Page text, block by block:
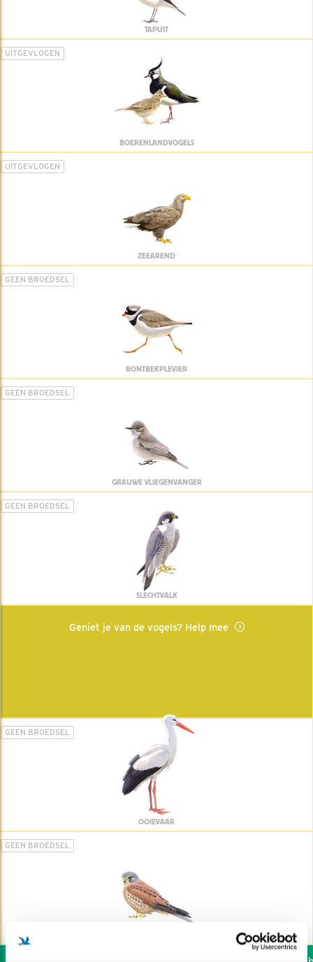
TAPUIT
UITGEVLOGEN
BOERENLANDVOGELS
UITGEVLOGEN
ZEEAREND
GEEN BROEDSEL
BONTBEKPLEVIER
GEEN BROEDSEL
GRAUWE VLIEGENVANGER
GEEN BROEDSEL
SLECHTVALK
Geniet je van de vogels? Help mee
GEEN BROEDSEL
OOIEVAAR
GEEN BROEDSEL